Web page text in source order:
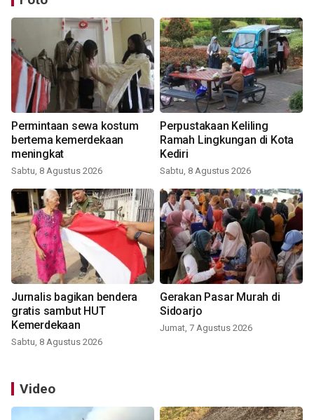
Permintaan sewa kostum
bertema kemerdekaan
meningkat
Sabtu, 8 Agustus 2026
Perpustakaan Keliling
Ramah Lingkungan di Kota
Kediri
Sabtu, 8 Agustus 2026
Jurnalis bagikan bendera
gratis sambut HUT
Kemerdekaan
Sabtu, 8 Agustus 2026
Gerakan Pasar Murah di
Sidoarjo
Jumat, 7 Agustus 2026
Video